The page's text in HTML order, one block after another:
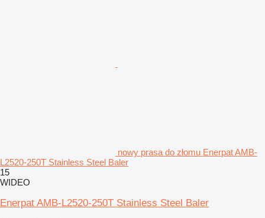
nowy prasa do złomu Enerpat AMB-
L2520-250T Stainless Steel Baler
15
WIDEO
Enerpat AMB-L2520-250T Stainless Steel Baler